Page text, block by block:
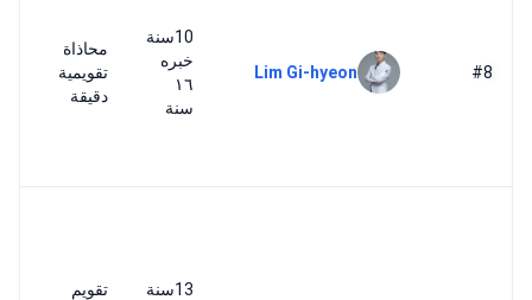
#8
Lim Gi-hyeon
10سنة
خبره
١٦
سنة
محاذاة
تقويمية
دقيقة
13سنة
تقويم